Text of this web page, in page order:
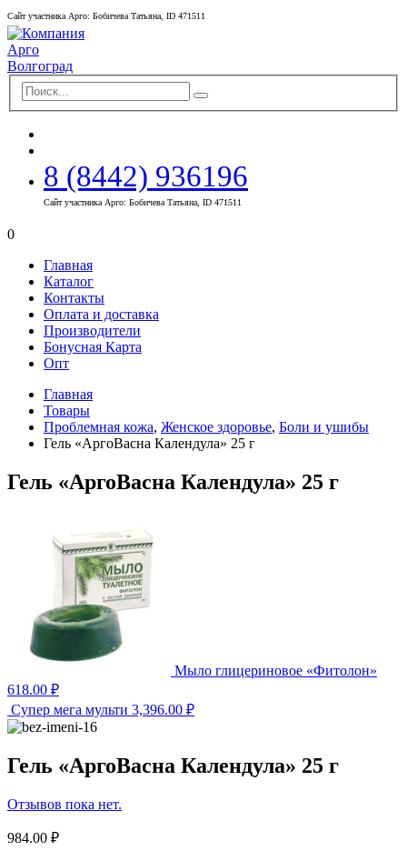
Сайт участника Арго: Бобичева Татьяна, ID 471511
8 (8442) 936196
Сайт участника Арго: Бобичева Татьяна, ID 471511
0
Главная
Каталог
Контакты
Оплата и доставка
Производители
Бонусная Карта
Опт
Главная
Товары
Проблемная кожа, Женское здоровье, Боли и ушибы
Гель «АргоВасна Календула» 25 г
Гель «АргоВасна Календула» 25 г
Мыло глицериновое «Фитолон»
618.00 ₽
Супер мега мульти 3,396.00 ₽
Гель «АргоВасна Календула» 25 г
Отзывов пока нет.
984.00 ₽